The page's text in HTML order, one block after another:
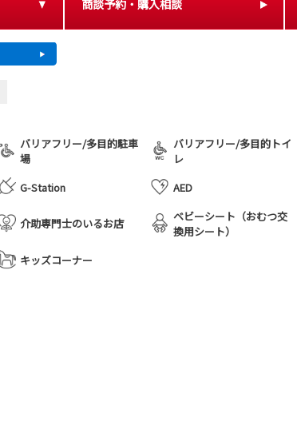
商談予約・購入相談
バリアフリー/多目的駐車
場
バリアフリー/多目的トイ
レ
G-Station
AED
介助専門士のいるお店
ベビーシート（おむつ交
換用シート）
キッズコーナー